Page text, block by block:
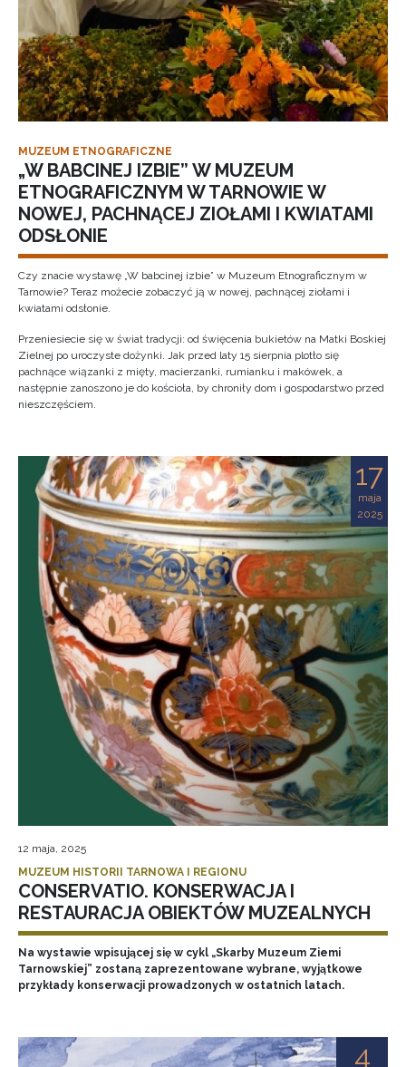
MUZEUM ETNOGRAFICZNE
„W BABCINEJ IZBIE” W MUZEUM
ETNOGRAFICZNYM W TARNOWIE W
NOWEJ, PACHNĄCEJ ZIOŁAMI I KWIATAMI
ODSŁONIE
Czy znacie wystawę „W babcinej izbie” w Muzeum Etnograficznym w
Tarnowie? Teraz możecie zobaczyć ją w nowej, pachnącej ziołami i
kwiatami odsłonie.
Przeniesiecie się w świat tradycji: od święcenia bukietów na Matki Boskiej
Zielnej po uroczyste dożynki. Jak przed laty 15 sierpnia plotło się
pachnące wiązanki z mięty, macierzanki, rumianku i makówek, a
następnie zanoszono je do kościoła, by chroniły dom i gospodarstwo przed
nieszczęściem.
17
maja
2025
12 maja, 2025
MUZEUM HISTORII TARNOWA I REGIONU
CONSERVATIO. KONSERWACJA I
RESTAURACJA OBIEKTÓW MUZEALNYCH
Na wystawie wpisującej się w cykl „Skarby Muzeum Ziemi
Tarnowskiej” zostaną zaprezentowane wybrane, wyjątkowe
przykłady konserwacji prowadzonych w ostatnich latach.
4